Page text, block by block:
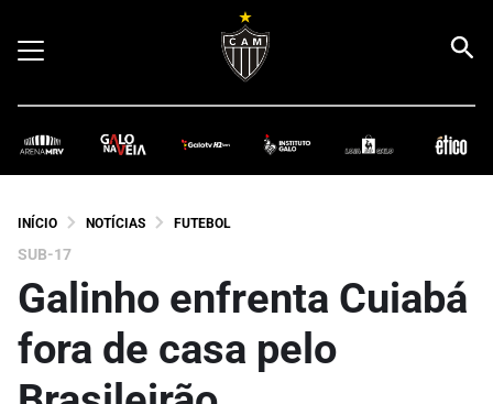
INÍCIO NOTÍCIAS FUTEBOL
SUB-17
Galinho enfrenta Cuiabá
fora de casa pelo